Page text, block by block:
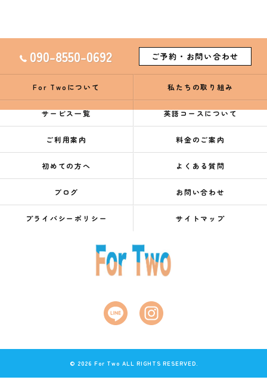
090-8550-0692 ご予約・お問い合わせ
For Twoについて 私たちの取り組み
サービス一覧 英語コースについて
ご利用案内 料金のご案内
初めての方へ よくある質問
ブログ お問い合わせ
プライバシーポリシー サイトマップ
© 2026 For Two ALL RIGHTS RESERVED.